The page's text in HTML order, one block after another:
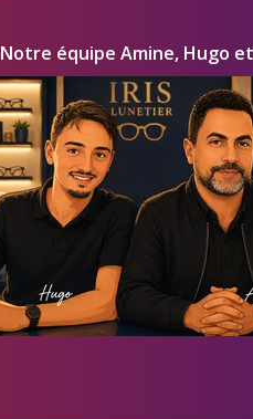
Notre équipe Amine, Hugo